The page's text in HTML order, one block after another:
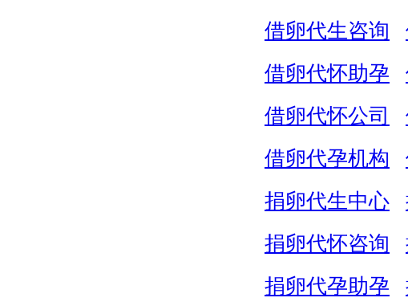
借卵代生咨询
借卵代怀助孕
借卵代怀公司
借卵代孕机构
捐卵代生中心
捐卵代怀咨询
捐卵代孕助孕